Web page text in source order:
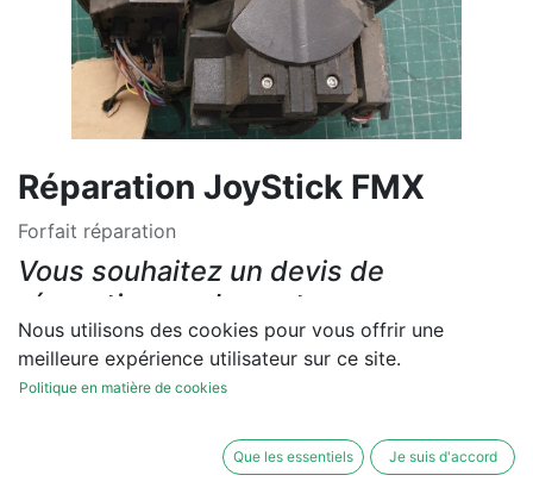
Réparation JoyStick FMX
Forfait réparation
Vous souhaitez un devis de
réparation ou de vente, un
diagnostic sur site?
Contactez-nous
Nous utilisons des cookies pour vous offrir une
meilleure expérience utilisateur sur ce site.
Politique en matière de cookies
Que les essentiels Je suis d'accord